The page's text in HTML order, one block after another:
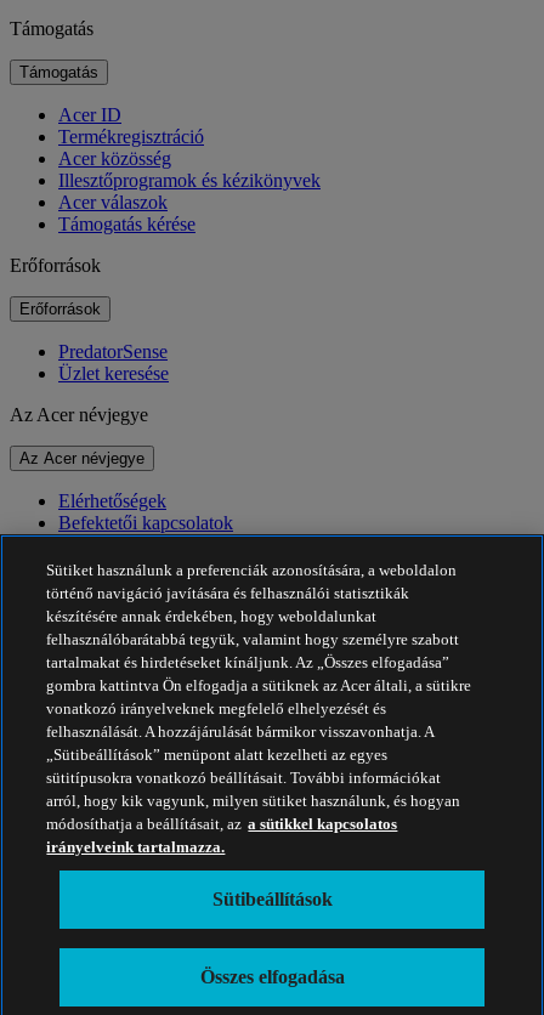
Támogatás
Támogatás
Acer ID
Termékregisztráció
Acer közösség
Illesztőprogramok és kézikönyvek
Acer válaszok
Támogatás kérése
Erőforrások
Erőforrások
PredatorSense
Üzlet keresése
Az Acer névjegye
Az Acer névjegye
Elérhetőségek
Befektetői kapcsolatok
Díjak
Események
Fenntarthatóság
Fenntarthatóság
Vállalati társadalmi felelősségvállalás
A termékek ökológiai lábnyoma
Project Humanity
Earthion
Adatvédelmi szabályzat
Sütikkel kapcsolatos irányelvek
Jogi nyilatkozat
Akadálymentességre vonatkozó irányelvek
Sütibeállítások
Magyarország - Magyar
Sütiket használunk a preferenciák azonosítására, a weboldalon
történő navigáció javítására és felhasználói statisztikák
készítésére annak érdekében, hogy weboldalunkat
felhasználóbarátabbá tegyük, valamint hogy személyre szabott
tartalmakat és hirdetéseket kínáljunk. Az „Összes elfogadása”
gombra kattintva Ön elfogadja a sütiknek az Acer általi, a sütikre
vonatkozó irányelveknek megfelelő elhelyezését és
felhasználását. A hozzájárulását bármikor visszavonhatja. A
„Sütibeállítások” menüpont alatt kezelheti az egyes
sütitípusokra vonatkozó beállításait. További információkat
arról, hogy kik vagyunk, milyen sütiket használunk, és hogyan
módosíthatja a beállításait, az a sütikkel kapcsolatos
irányelveink tartalmazza.
Sütibeállítások
Összes elfogadása